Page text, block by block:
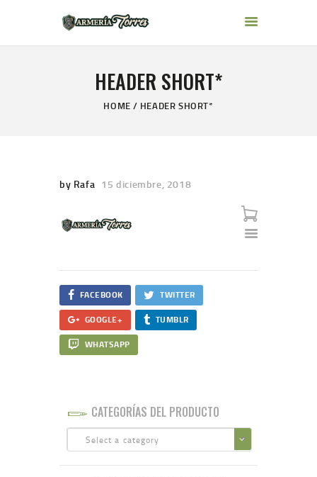
HEADER SHORT*
HOME HEADER SHORT*
ARMERÍA TORRES
BLOG
by Rafa 15 diciembre, 2018
FACEBOOK TWITTER
GOOGLE+ TUMBLR
WHATSAPP
CATEGORÍAS DEL PRODUCTO
Select a category